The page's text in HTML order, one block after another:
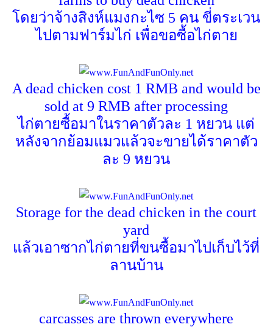
โดยว่าจ้างสิงห์แมงกะไซ 5 คน ขี่ตระเวน
ไปตามฟาร์มไก่ เพื่อขอซื้อไก่ตาย
A dead chicken cost 1 RMB and would be
sold at 9 RMB after processing
ไก่ตายซื้อมาในราคาตัวละ 1 หยวน แต่
หลังจากย้อมแมวแล้วจะขายได้ราคาตัว
ละ9 หยวน
Storage for the dead chicken in the court
yard
แล้วเอาซากไก่ตายที่ขนซื้อมาไปเก็บไว้ที่
ลานบ้าน
carcasses are thrown everywhere